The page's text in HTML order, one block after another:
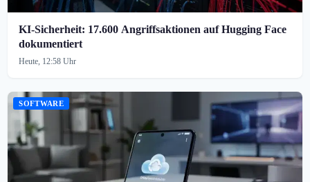
KI-Sicherheit: 17.600 Angriffsaktionen auf Hugging Face
dokumentiert
Heute, 12:58 Uhr
SOFTWARE